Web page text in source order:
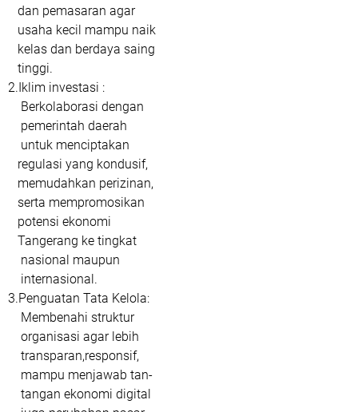
dan pemasaran agar
usaha kecil mampu naik
kelas dan berdaya saing
tinggi.
2.Iklim investasi :
Berkolaborasi dengan
pemerintah daerah
untuk menciptakan
regulasi yang kondusif,
memudahkan perizinan,
serta mempromosikan
potensi ekonomi
Tangerang ke tingkat
nasional maupun
internasional.
3.Penguatan Tata Kelola:
Membenahi struktur
organisasi agar lebih
transparan,responsif,
mampu menjawab tan-
tangan ekonomi digital